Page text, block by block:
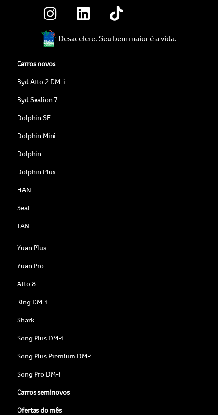
Desacelere. Seu bem maior é a vida.
Carros novos
Byd Atto 2 DM-i
Byd Sealion 7
Dolphin SE
Dolphin Mini
Dolphin
Dolphin Plus
HAN
Seal
TAN
Yuan Plus
Yuan Pro
Atto 8
King DM-i
Shark
Song Plus DM-i
Song Plus Premium DM-i
Song Pro DM-i
Carros seminovos
Ofertas do mês